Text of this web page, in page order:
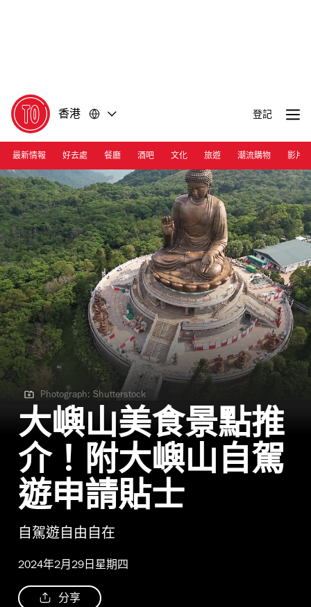
香港 登記
最新情報 好去處 餐廳 酒吧 文化 旅遊 潮流購物 影片
Photograph: Shutterstock
Photograph: Shutterstock
大嶼山美食景點推
介！附大嶼山自駕
遊申請貼士
自駕遊自由自在
2024年2月29日星期四
分享